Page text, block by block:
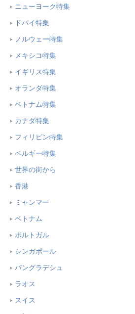
ニューヨーク特集
ドバイ特集
ノルウェー特集
メキシコ特集
イギリス特集
オランダ特集
ベトナム特集
カナダ特集
フィリピン特集
ベルギー特集
世界の街から
香港
ミャンマー
ベトナム
ポルトガル
シンガポール
バングラデシュ
ラオス
スイス